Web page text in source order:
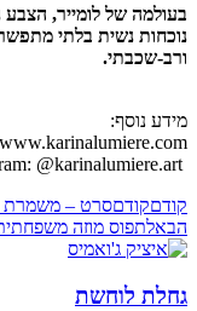
בעולמה של לומייר,
נוכחות נשית בלתי
ורב-שכבתי.
מידע נוסף:
www.karinalumiere.com
קודםקודםסרט – משמרת
הבאלתפוס מוזה
גחלת לוחשת